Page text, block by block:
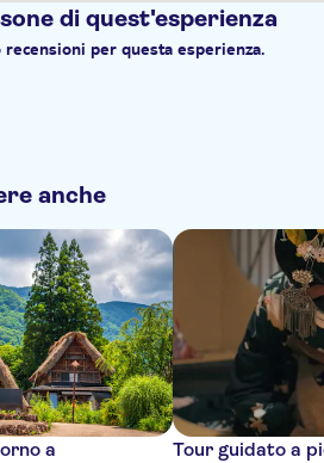
di quest'esperienza
per questa esperienza.
anche
a
Tour guidato a